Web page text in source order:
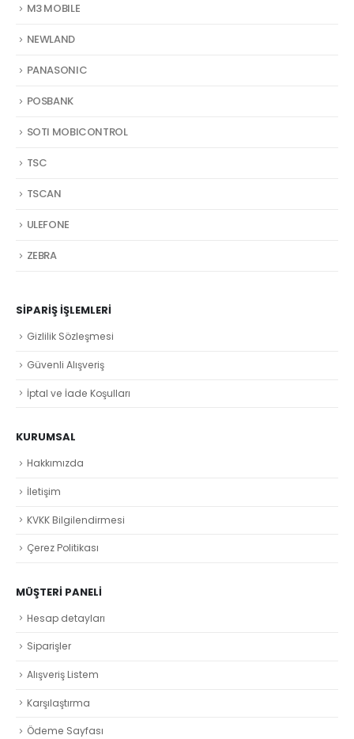
M3 MOBILE
NEWLAND
PANASONIC
POSBANK
SOTI MOBICONTROL
TSC
TSCAN
ULEFONE
ZEBRA
SIPARIŞ İŞLEMLERI
Gizlilik Sözleşmesi
Güvenli Alışveriş
İptal ve İade Koşulları
KURUMSAL
Hakkımızda
İletişim
KVKK Bilgilendirmesi
Çerez Politikası
MÜŞTERI PANELI
Hesap detayları
Siparişler
Alışveriş Listem
Karşılaştırma
Ödeme Sayfası